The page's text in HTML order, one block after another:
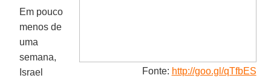
Fonte: http://goo.gl/qTfbES
Em pouco
menos de
uma
semana,
Israel